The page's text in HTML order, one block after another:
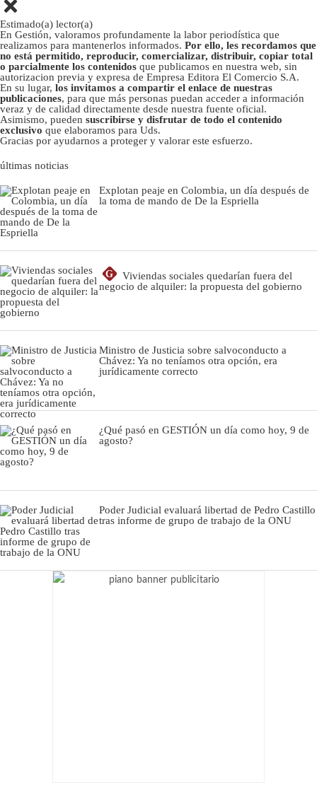
Estimado(a) lector(a)
En Gestión, valoramos profundamente la labor periodística que
realizamos para mantenerlos informados. Por ello, les recordamos que
no está permitido, reproducir, comercializar, distribuir, copiar total
o parcialmente los contenidos que publicamos en nuestra web, sin
autorizacion previa y expresa de Empresa Editora El Comercio S.A.
En su lugar, los invitamos a compartir el enlace de nuestras
publicaciones, para que más personas puedan acceder a información
veraz y de calidad directamente desde nuestra fuente oficial.
Asimismo, pueden suscribirse y disfrutar de todo el contenido
exclusivo que elaboramos para Uds.
Gracias por ayudarnos a proteger y valorar este esfuerzo.
últimas noticias
Explotan peaje en Colombia, un día después de
la toma de mando de De la Espriella
G
Viviendas sociales quedarían fuera del
negocio de alquiler: la propuesta del gobierno
Ministro de Justicia sobre salvoconducto a
Chávez: Ya no teníamos otra opción, era
jurídicamente correcto
¿Qué pasó en GESTIÓN un día como hoy, 9 de
agosto?
Poder Judicial evaluará libertad de Pedro Castillo
tras informe de grupo de trabajo de la ONU